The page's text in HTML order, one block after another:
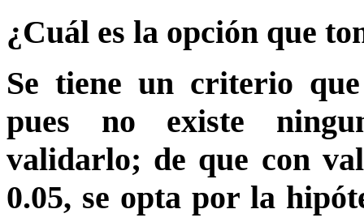
¿Cuál es la opción que
Se tiene un criterio que
pues no existe
validarlo; de que con
0.05, se opta por la